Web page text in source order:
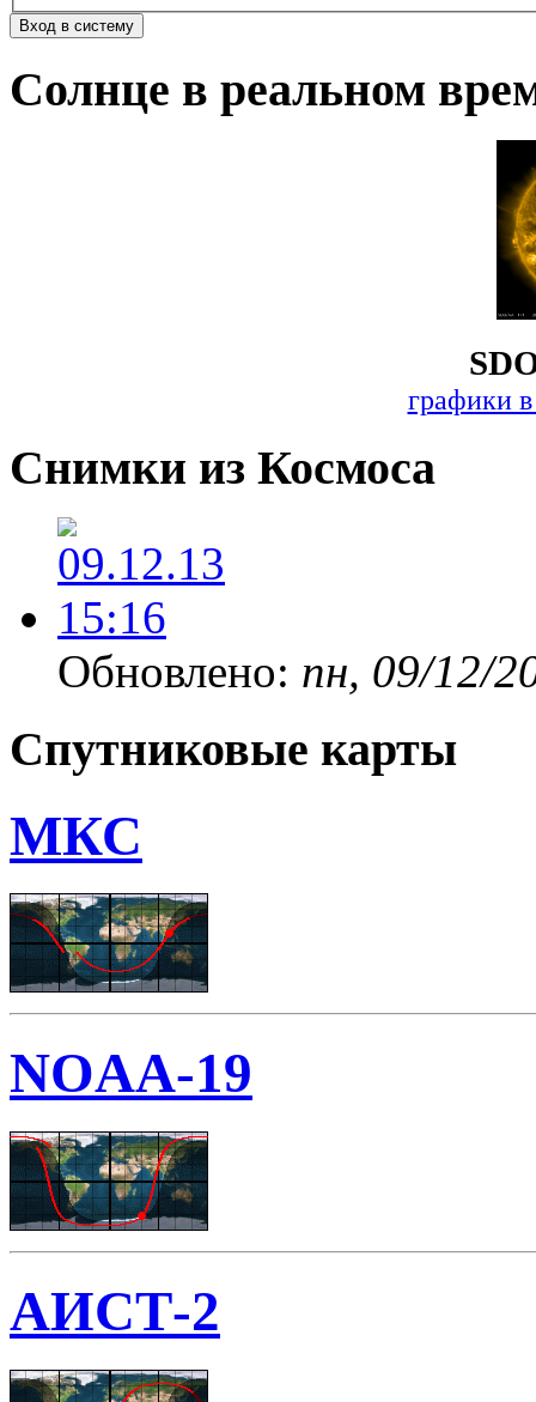
Солнце в реальном
графики
Снимки из Космоса
Обновлено: пн, 09/12/
Спутниковые карты
МКС
NOAA-19
АИСТ-2